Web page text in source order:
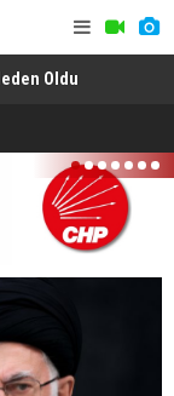
Oldu
1 2 3 4 5 6 7